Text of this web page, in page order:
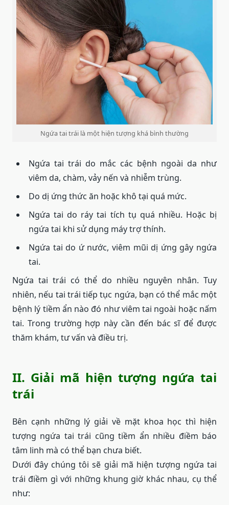
Ngứa tai trái là một hiện tượng khá bình thường
Ngứa tai trái do mắc các bệnh ngoài da như
viêm da, chàm, vảy nến và nhiễm trùng.
Do dị ứng thức ăn hoặc khô tại quá mức.
Ngứa tai do ráy tai tích tụ quá nhiều. Hoặc bị
ngứa tai khi sử dụng máy trợ thính.
Ngứa tai do ứ nước, viêm mũi dị ứng gây ngứa
tai.
Ngứa tai trái có thể do nhiều nguyên nhân. Tuy
nhiên, nếu tai trái tiếp tục ngứa, bạn có thể mắc một
bệnh lý tiềm ẩn nào đó như viêm tai ngoài hoặc nấm
tai. Trong trường hợp này cần đến bác sĩ để được
thăm khám, tư vấn và điều trị.
II. Giải mã hiện tượng ngứa tai
trái
Bên cạnh những lý giải về mặt khoa học thì hiện
tượng ngứa tai trái cũng tiềm ẩn nhiều điềm báo
tâm linh mà có thể bạn chưa biết.
Dưới đây chúng tôi sẽ giải mã hiện tượng ngứa tai
trái điềm gì với những khung giờ khác nhau, cụ thể
như: